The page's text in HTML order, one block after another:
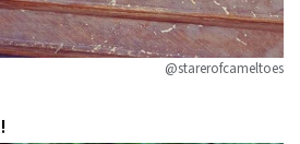
@starerofcameltoes